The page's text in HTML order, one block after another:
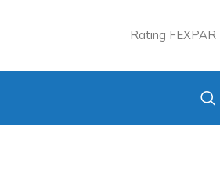
Rating FEXPAR